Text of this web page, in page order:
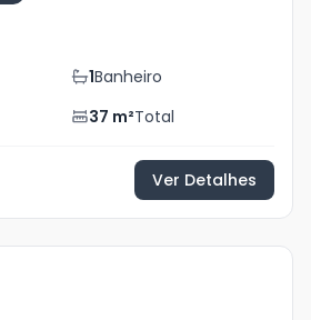
1Banheiro
37 m²Total
Ver Detalhes